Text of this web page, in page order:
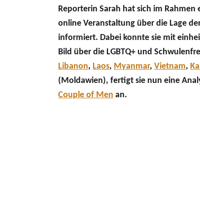
Reporterin Sarah hat sich im
online Veranstaltung über die Lage
informiert. Dabei konnte sie mit
Bild über die LGBTQ+ und
Libanon, Laos, Myanmar, Vietnam,
(Moldawien), fertigt sie nun eine
Couple of Men an.